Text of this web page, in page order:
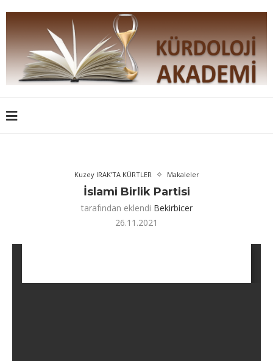
Kuzey IRAK’TA KÜRTLER Makaleler
İslami Birlik Partisi
tarafından eklendi Bekirbicer
26.11.2021